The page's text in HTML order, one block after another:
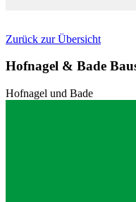
Zurück zur Übersicht
Hofnagel & Bade
Hofnagel und Bade